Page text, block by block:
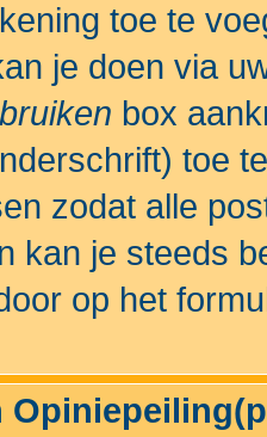
toe te
je doen via
box
toe
zodat alle
kan je steeds
op het